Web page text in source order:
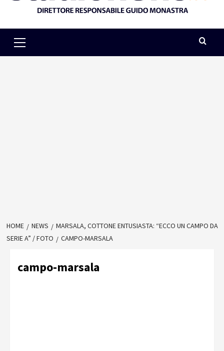
Menu
HOME NEWS
MARSALA, COTTONE ENTUSIASTA: “ECCO UN CAMPO DA
SERIE A” / FOTO
CAMPO-MARSALA
campo-marsala